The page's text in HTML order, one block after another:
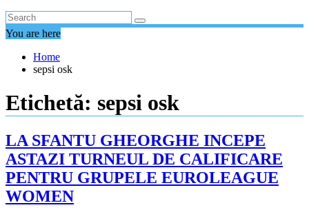
You are here
Home
sepsi osk
Etichetă: sepsi osk
LA SFANTU GHEORGHE INCEPE
ASTAZI TURNEUL DE CALIFICARE
PENTRU GRUPELE EUROLEAGUE
WOMEN